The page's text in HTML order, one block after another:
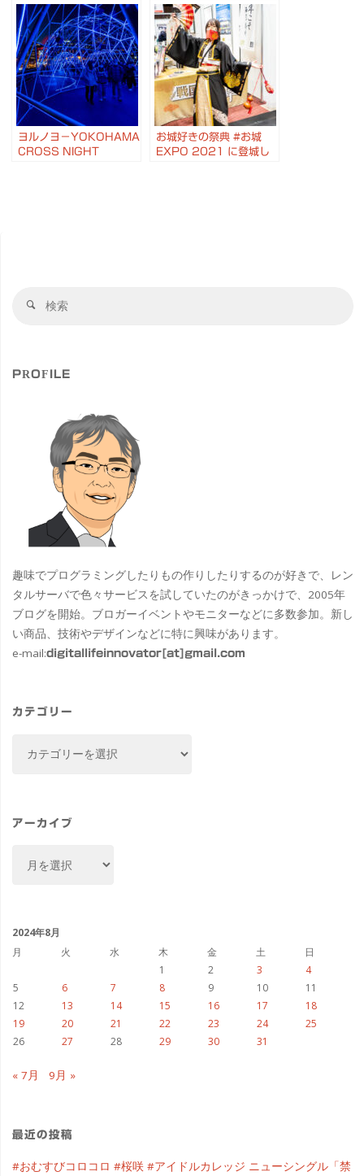
Ver. #東京協奏曲
#Aimer
ヨルノヨ－YOKOHAMA
CROSS NIGHT
お城好きの祭典 #お城
EXPO 2021 に登城し
検
PROFILE
趣味でプログラミングしたりもの作りしたりするのが好きで、レン
タルサーバで色々サービスを試していたのがきっかけで、2005年
ブログを開始。ブロガーイベントやモニターなどに多数参加。新し
い商品、技術やデザインなどに特に興味があります。
e-mail:digitallifeinnovator[at]gmail.com
カテゴリー
ー
アーカイブ
ブ
2024年8月
月
火 水 木 金 土
日
1
2 3
4
5
6 7 8 9 10
11
12
13 14 15 16 17
18
19
20 21 22 23 24
25
26
27 28 29 30 31
« 7月 9月 »
最近の投稿
#おむすびコロコロ #桜咲 #アイドルカレッジ ニューシングル「禁